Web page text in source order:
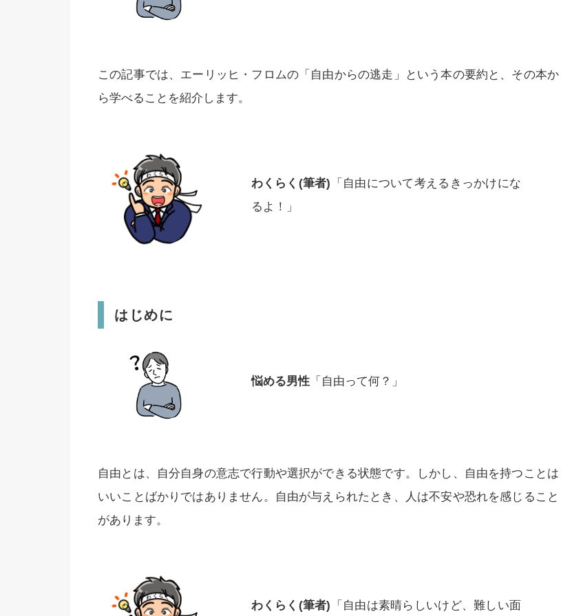
この記事では、エーリッヒ・フロムの「自由からの逃走」という本の要約と、その本か
ら学べることを紹介します。
わくらく(筆者) 「自由について考えるきっかけにな
るよ！」
はじめに
悩める男性「自由って何？」
自由とは、自分自身の意志で行動や選択ができる状態です。しかし、自由を持つことは
いいことばかりではありません。自由が与えられたとき、人は不安や恐れを感じること
があります。
わくらく(筆者) 「自由は素晴らしいけど、難しい面